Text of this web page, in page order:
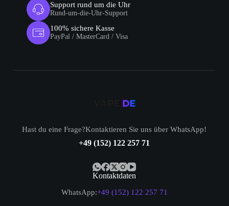
Support rund um die Uhr
Rund-um-die-Uhr-Support
100% sichere Kasse
PayPal / MasterCard / Visa
Hast du eine Frage?Kontaktieren Sie uns über WhatsApp!
+49 (152) 122 257 71
Kontaktdaten
WhatsApp:+49 (152) 122 257 71